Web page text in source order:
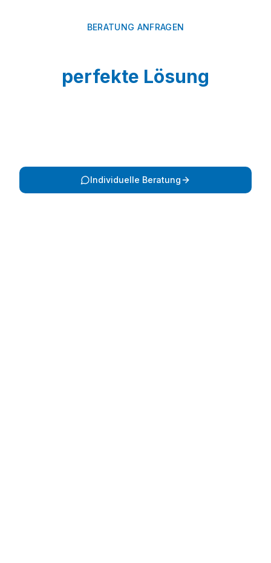
BERATUNG ANFRAGEN
perfekte Lösung
Individuelle Beratung